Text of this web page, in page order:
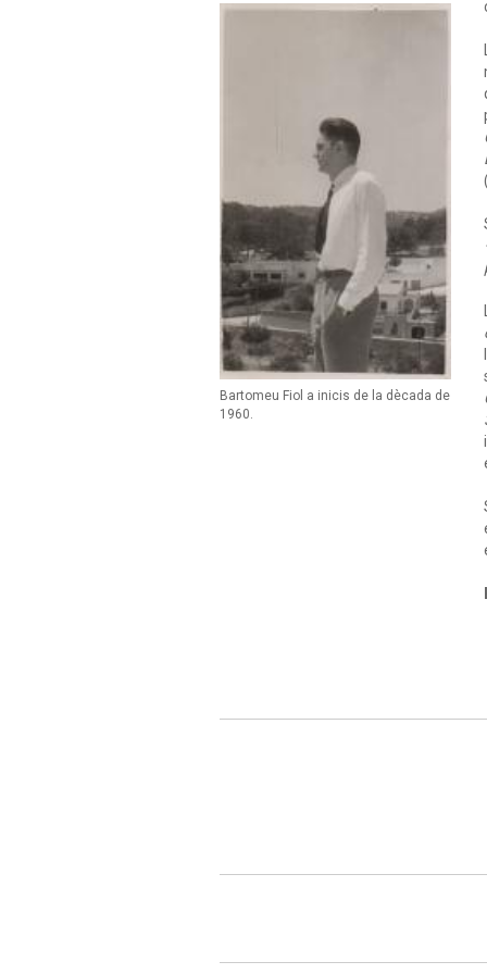
Bartomeu Fiol a inicis de la dècada de
1960.